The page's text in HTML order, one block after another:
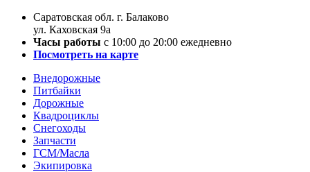
Саратовская обл. г. Балаково
ул. Каховская 9а
Часы работы с 10:00 до 20:00 ежедневно
Посмотреть на карте
Внедорожные
Питбайки
Дорожные
Квадроциклы
Снегоходы
Запчасти
ГСМ/Масла
Экипировка